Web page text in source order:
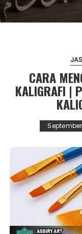
CARA
KALIGRAFI |